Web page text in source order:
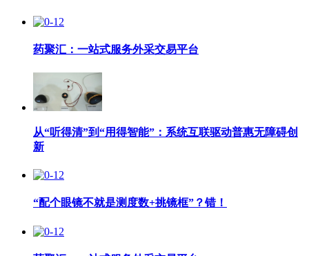
药聚汇：一站式服务外采交易平台
从“听得清”到“用得智能”：系统互联驱动普惠无障碍创
新
“配个眼镜不就是测度数+挑镜框”？错！